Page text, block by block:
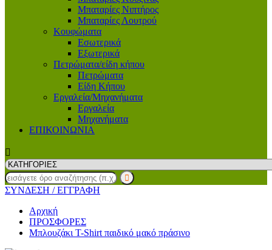
Μπαταρίες Νιπτήρος
Μπαταρίες Λουτρού
Κουφώματα
Εσωτερικά
Εξωτερικά
Πετρώματα/είδη κήπου
Πετρώματα
Είδη Κήπου
Εργαλεία/Μηχανήματα
Εργαλεία
Μηχανήματα
ΕΠΙΚΟΙΝΩΝΙΑ
ΣΥΝΔΕΣΗ / ΕΓΓΡΑΦΗ
Αρχική
ΠΡΟΣΦΟΡΕΣ
Μπλουζάκι T-Shirt παιδικό μακό πράσινο